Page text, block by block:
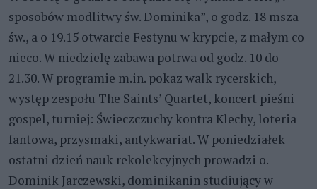
sposobów modlitwy św. Dominika”, o godz. 18 msza
św., a o 19.15 otwarcie Festynu w krypcie, z małym co
nieco. W niedzielę zabawa potrwa od godz. 10 do
21.30. W programie m.in. pokaz walk rycerskich,
występ zespołu The Saints’ Quartet, koncert pieśni
gospel, turniej: Świeczczuchy kontra Klechy, loteria
fantowa, przysmaki, antykwariat. W poniedziałek
ostatni dzień nauk rekolekcyjnych prowadzi o.
Dominik Jarczewski, dominikanin studiujący w